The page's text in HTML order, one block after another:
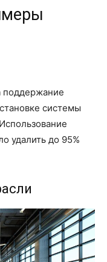
поддержание
системы
удалить до 95%